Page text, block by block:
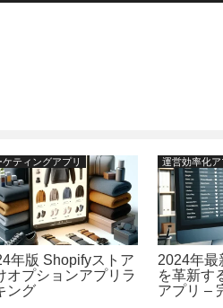
ケティングアプリ
年版 Shopifyストア
オプションアプリラ
ング
運営効率化ア
2024年最
を革新す
アプリ –